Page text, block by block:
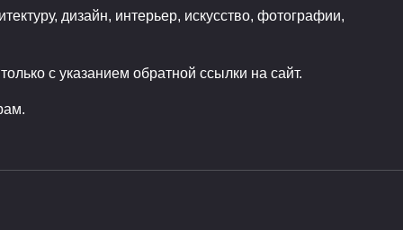
с друзьями в
Поделитья с друзьями в
0 0
дизайн, интерьер, искусство, фотографии,
с указанием обратной ссылки на сайт.